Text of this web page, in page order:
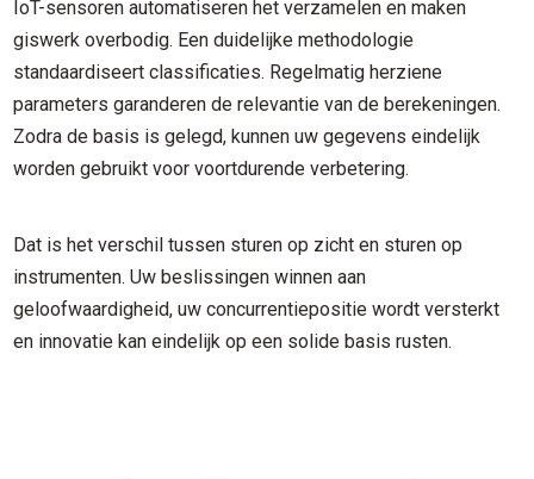
IoT-sensoren automatiseren het verzamelen en maken
giswerk overbodig. Een duidelijke methodologie
standaardiseert classificaties. Regelmatig herziene
parameters garanderen de relevantie van de berekeningen.
Zodra de basis is gelegd, kunnen uw gegevens eindelijk
worden gebruikt voor voortdurende verbetering.
Dat is het verschil tussen sturen op zicht en sturen op
instrumenten. Uw beslissingen winnen aan
geloofwaardigheid, uw concurrentiepositie wordt versterkt
en innovatie kan eindelijk op een solide basis rusten.